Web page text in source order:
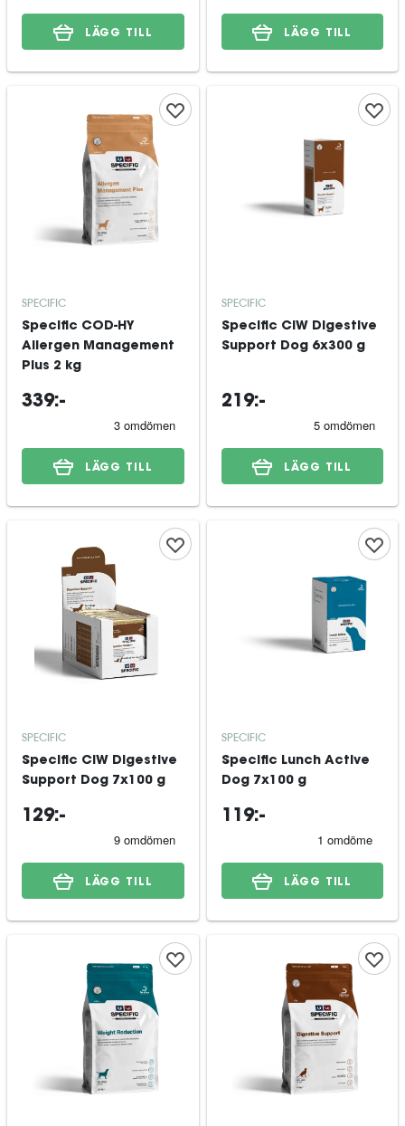
LÄGG TILL LÄGG TILL
SPECIFIC
Specific COD-HY
Allergen Management
Plus 2 kg
339:-
LÄGG TILL
SPECIFIC
Specific CIW Digestive
Support Dog 6x300 g
219:-
LÄGG TILL
SPECIFIC
Specific CIW Digestive
Support Dog 7x100 g
129:-
LÄGG TILL
SPECIFIC
Specific Lunch Active
Dog 7x100 g
119:-
LÄGG TILL